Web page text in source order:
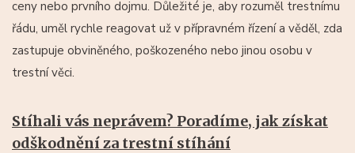
ceny nebo prvního dojmu. Důležité je, aby rozuměl trestnímu
řádu, uměl rychle reagovat už v přípravném řízení a věděl, zda
zastupuje obviněného, poškozeného nebo jinou osobu v
trestní věci.
Stíhali vás neprávem? Poradíme, jak získat
odškodnění za trestní stíhání